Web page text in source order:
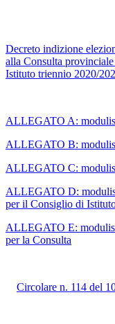
Decreto indizione
alla Consulta
Istituto triennio 2020/
ALLEGATO A:
ALLEGATO B:
ALLEGATO C:
ALLEGATO D:
per il Consiglio di
ALLEGATO E:
per la Consulta
Circolare n. 114 del